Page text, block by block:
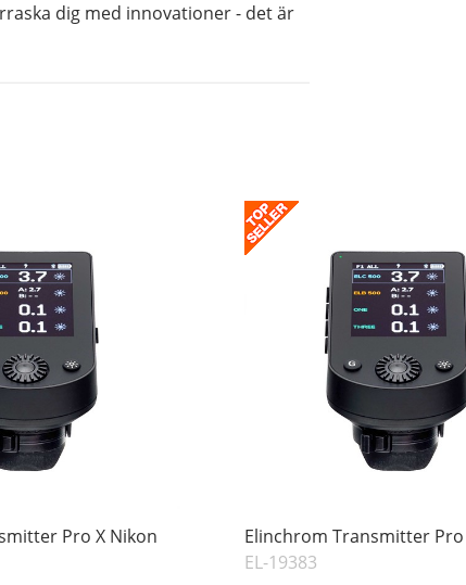
dig med innovationer - det är
Pro X Nikon
Elinchrom Transmitter Pro
EL-19383